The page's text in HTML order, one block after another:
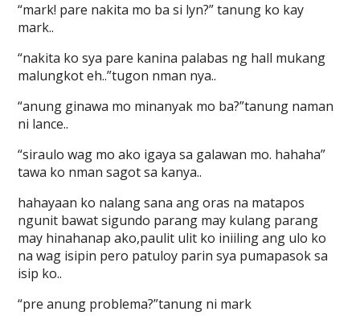
“mark! pare nakita mo ba si lyn?” tanung ko kay
mark..
“nakita ko sya pare kanina palabas ng hall mukang
malungkot eh..”tugon nman nya..
“anung ginawa mo minanyak mo ba?”tanung naman
ni lance..
“siraulo wag mo ako igaya sa galawan mo. hahaha”
tawa ko nman sagot sa kanya..
hahayaan ko nalang sana ang oras na matapos
ngunit bawat sigundo parang may kulang parang
may hinahanap ako,paulit ulit ko iniiling ang ulo ko
na wag isipin pero patuloy parin sya pumapasok sa
isip ko..
“pre anung problema?”tanung ni mark